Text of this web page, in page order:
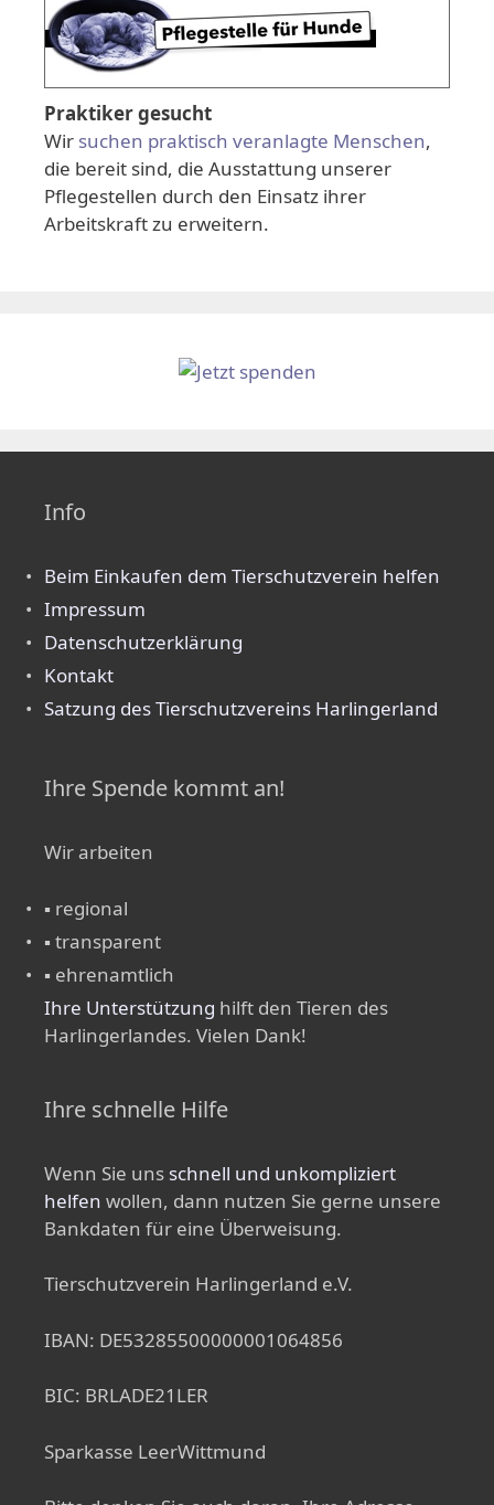
Praktiker gesucht
Wir suchen praktisch veranlagte Menschen,
die bereit sind, die Ausstattung unserer
Pflegestellen durch den Einsatz ihrer
Arbeitskraft zu erweitern.
Info
Beim Einkaufen dem Tierschutzverein helfen
Impressum
Datenschutzerklärung
Kontakt
Satzung des Tierschutzvereins Harlingerland
Ihre Spende kommt an!
Wir arbeiten
▪ regional
▪ transparent
▪ ehrenamtlich
Ihre Unterstützung hilft den Tieren des
Harlingerlandes. Vielen Dank!
Ihre schnelle Hilfe
Wenn Sie uns schnell und unkompliziert
helfen wollen, dann nutzen Sie gerne unsere
Bankdaten für eine Überweisung.
Tierschutzverein Harlingerland e.V.
IBAN: DE53285500000001064856
BIC: BRLADE21LER
Sparkasse LeerWittmund